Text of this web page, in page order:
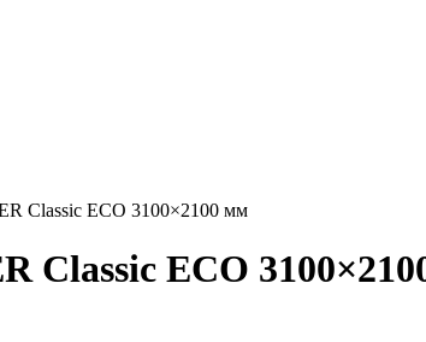
Classic ECO 3100×2100 мм
Classic ECO